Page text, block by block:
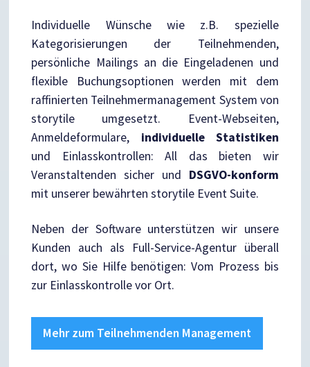
Individuelle Wünsche wie z.B. spezielle
Kategorisierungen der Teilnehmenden,
persönliche Mailings an die Eingeladenen und
flexible Buchungsoptionen werden mit dem
raffinierten Teilnehmermanagement System von
storytile umgesetzt. Event-Webseiten,
Anmeldeformulare, individuelle Statistiken
und Einlasskontrollen: All das bieten wir
Veranstaltenden sicher und DSGVO-konform
mit unserer bewährten storytile Event Suite.
Neben der Software unterstützen wir unsere
Kunden auch als Full-Service-Agentur überall
dort, wo Sie Hilfe benötigen: Vom Prozess bis
zur Einlasskontrolle vor Ort.
Mehr zum Teilnehmenden Management